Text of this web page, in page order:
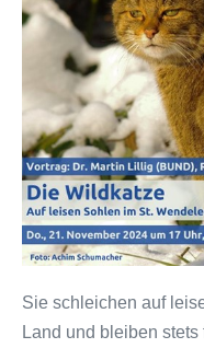
Sie schleichen auf
Land und bleiben